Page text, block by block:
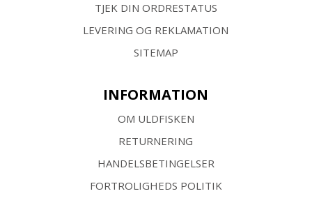
TJEK DIN ORDRESTATUS
LEVERING OG REKLAMATION
SITEMAP
INFORMATION
OM ULDFISKEN
RETURNERING
HANDELSBETINGELSER
FORTROLIGHEDS POLITIK